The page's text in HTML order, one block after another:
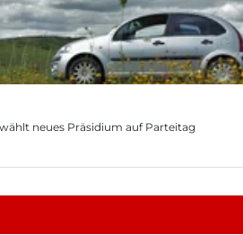
neues Präsidium auf Parteitag